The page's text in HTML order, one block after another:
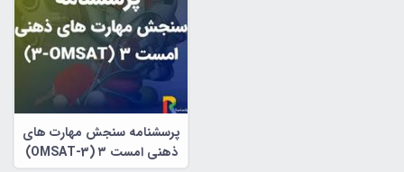
پرسشنامه سنجش مهارت های
ذهنی امست ۳ (OMSAT-3)